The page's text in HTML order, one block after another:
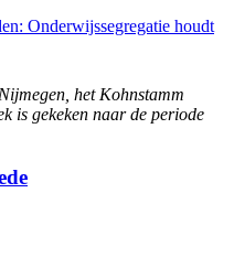
Onderwijssegregatie houdt
het Kohnstamm
is gekeken naar de periode